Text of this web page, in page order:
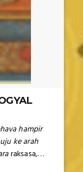
hampir
ke arah
raksasa,